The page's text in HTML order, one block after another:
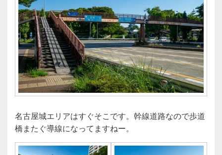
名古屋城エリアはすぐそこです。幹線道路なので歩道
橋またぐ導線になってますねー。